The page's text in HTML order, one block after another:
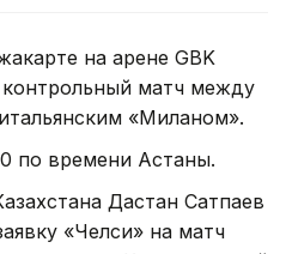
на арене GBK
матч между
«Миланом».
по времени Астаны.
Дастан Сатпаев
«Челси» на матч